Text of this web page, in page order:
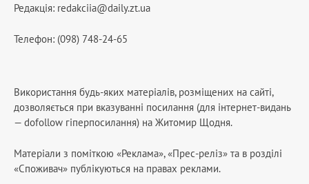
Редакція: redakciia@daily.zt.ua
Телефон: (098) 748-24-65
Використання будь-яких матеріалів, розміщених на сайті,
дозволяється при вказуванні посилання (для інтернет-видань
— dofollow гіперпосилання) на Житомир Щодня.
Матеріали з поміткою «Реклама», «Прес-реліз» та в розділі
«Споживач» публікуються на правах реклами.